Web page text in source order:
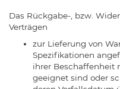
Das Rückgabe-, bzw.
Verträgen
zur Lieferung von
Spezifikationen
ihrer Beschaffenheit
geeignet sind oder